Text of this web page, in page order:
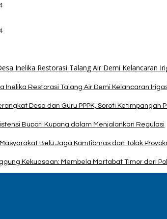
Inelika Restorasi Talang Air Demi Kelancaran
Desa dan Guru PPPK, Soroti Ketimpangan
Bupati Kupang dalam Menjalankan Regulasi
Belu Jaga Kamtibmas dan Tolak
Kekuasaan: Membela Martabat Timor dari